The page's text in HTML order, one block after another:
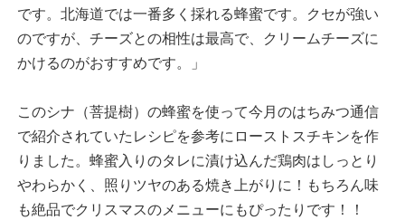
です。北海道では一番多く採れる蜂蜜です。クセが強い
のですが、チーズとの相性は最高で、クリームチーズに
かけるのがおすすめです。」
このシナ（菩提樹）の蜂蜜を使って今月のはちみつ通信
で紹介されていたレシピを参考にローストスチキンを作
りました。蜂蜜入りのタレに漬け込んだ鶏肉はしっとり
やわらかく、照りツヤのある焼き上がりに！もちろん味
も絶品でクリスマスのメニューにもぴったりです！！